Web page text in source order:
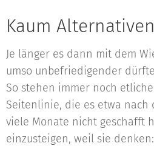
Kaum
Je länger es dann mit dem
umso unbefriedigender
So stehen immer noch
Seitenlinie, die es etwa nach
viele Monate nicht geschafft
einzusteigen, weil sie